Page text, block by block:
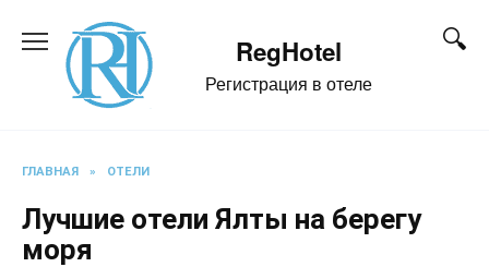
содержанию
RegHotel
Регистрация в отеле
ГЛАВНАЯ » ОТЕЛИ
Лучшие отели Ялты на берегу
моря